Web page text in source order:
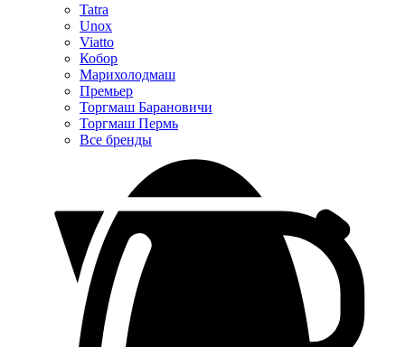
Tatra
Unox
Viatto
Кобор
Марихолодмаш
Премьер
Торгмаш Барановичи
Торгмаш Пермь
Все бренды